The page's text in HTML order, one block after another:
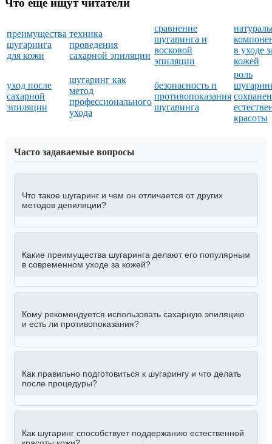
Что еще ищут читатели
преимущества
шугаринга
для кожи
техника
проведения
сахарной эпиляции
сравнение
шугаринга и
восковой
эпиляции
в уходе
кожей
уход после
сахарной
эпиляции
шугаринг как
метод
профессионального
ухода
безопасность и
противопоказания
шугаринга
роль
красоты
Часто задаваемые вопросы
Что такое шугаринг и чем он отличается от других
методов депиляции?
Какие преимущества шугаринга делают его популярным
в современном уходе за кожей?
Кому рекомендуется использовать сахарную эпиляцию
и есть ли противопоказания?
Как правильно подготовиться к шугарингу и что делать
после процедуры?
Как шугаринг способствует поддержанию естественной